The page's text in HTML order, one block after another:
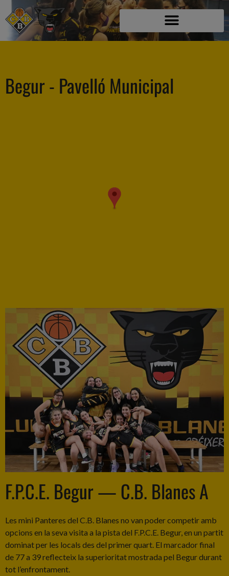
Begur - Pavelló Municipal
F.P.C.E. Begur — C.B. Blanes A
Les mini Panteres del C.B. Blanes no van poder competir amb
opcions en la seva visita a la pista del F.P.C.E. Begur, en un partit
dominat per les locals des del primer quart. El marcador final
de 77 a 39 reflecteix la superioritat mostrada pel Begur durant
tot l’enfrontament.